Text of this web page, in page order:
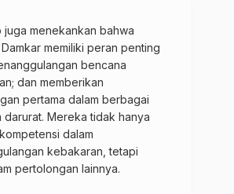
juga menekankan bahwa
memiliki peran penting
bencana
dan memberikan
pertama dalam berbagai
darurat. Mereka tidak hanya
dalam
kebakaran, tetapi
pertolongan lainnya.